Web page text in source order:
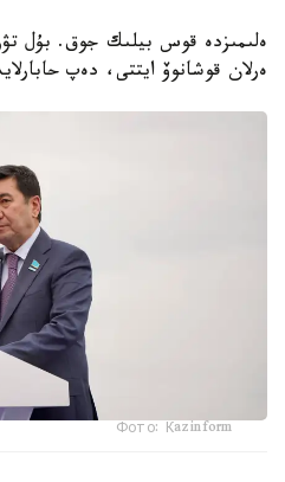
ەلىمىزدە قوس بيلىك جوق. بۇل
ەرلان قوشانوۆ ايتتى، دەپ
Фото: Кazinform